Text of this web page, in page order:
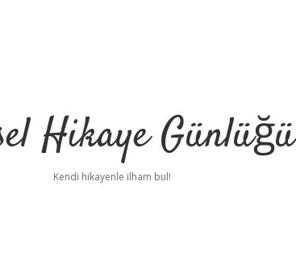
Hikaye Günlüğü
Kendi hikayenle ilham bul!